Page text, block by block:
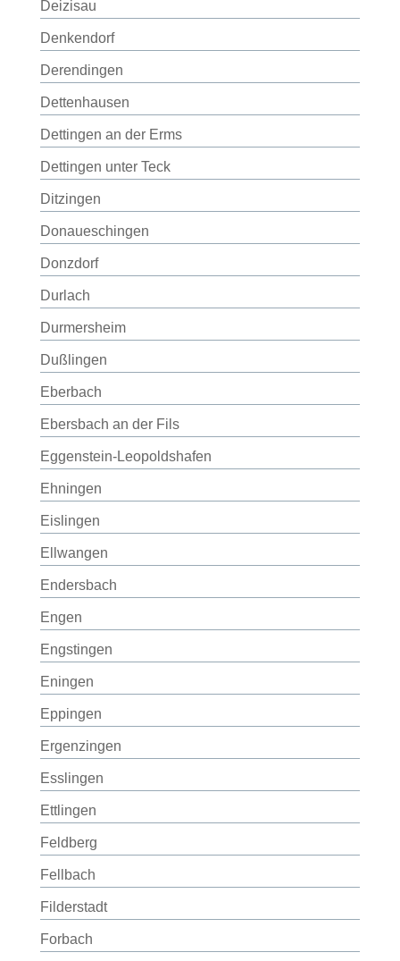
Deizisau
Denkendorf
Derendingen
Dettenhausen
Dettingen an der Erms
Dettingen unter Teck
Ditzingen
Donaueschingen
Donzdorf
Durlach
Durmersheim
Dußlingen
Eberbach
Ebersbach an der Fils
Eggenstein-Leopoldshafen
Ehningen
Eislingen
Ellwangen
Endersbach
Engen
Engstingen
Eningen
Eppingen
Ergenzingen
Esslingen
Ettlingen
Feldberg
Fellbach
Filderstadt
Forbach